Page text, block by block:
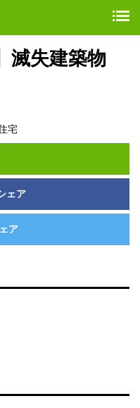
滅失建築物
宅
ェア
ア